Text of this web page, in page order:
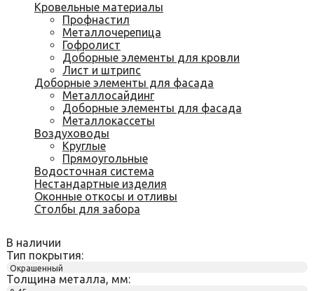
Кровельные материалы
Профнастил
Металлочерепица
Гофролист
Доборные элементы для кровли
Лист и штрипс
Доборные элементы для фасада
Металлосайдинг
Доборные элементы для фасада
Металлокассеты
Воздуховоды
Круглые
Прямоугольные
Водосточная система
Нестандартные изделия
Оконные откосы и отливы
Столбы для забора
В наличии
Тип покрытия:
Окрашенный
Толщина металла, мм: